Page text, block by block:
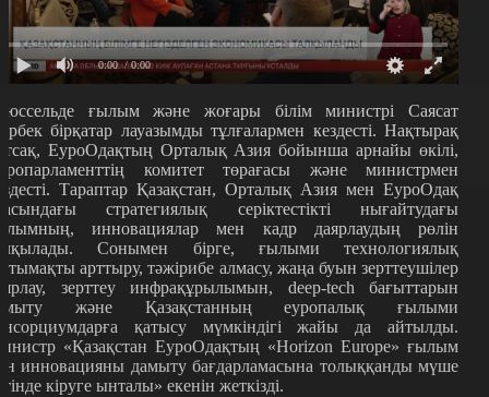
0:00 / 0:00
ғылым және жоғары білім министрі Саясат
бірқатар лауазымды тұлғалармен кездесті. Нақтырақ
ЕуроОдақтың Орталық Азия бойынша арнайы өкілі,
комитет төрағасы және министрмен
Тараптар Қазақстан, Орталық Азия мен ЕуроОдақ
стратегиялық серіктестікті нығайтудағы
инновациялар мен кадр даярлаудың рөлін
Сонымен бірге, ғылыми технологиялық
арттыру, тәжірибе алмасу, жаңа буын зерттеушілер
зерттеу инфрақұрылымын, deep-tech бағыттарын
және Қазақстанның еуропалық ғылыми
қатысу мүмкіндігі жайы да айтылды.
«Қазақстан ЕуроОдақтың «Horizon Europe» ғылым
инновацияны дамыту бағдарламасына толыққанды мүше
кіруге ынталы» екенін жеткізді.